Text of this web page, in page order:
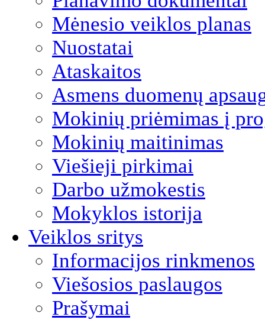
Mėnesio veiklos planas
Nuostatai
Ataskaitos
Asmens duomenų
Mokinių priėmimas į
Mokinių maitinimas
Viešieji pirkimai
Darbo užmokestis
Mokyklos istorija
Veiklos sritys
Informacijos rinkmenos
Viešosios paslaugos
Prašymai